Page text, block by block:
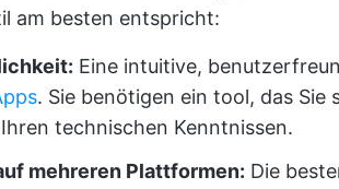
am besten entspricht:
Eine intuitive,
. Sie benötigen ein tool, das Sie
technischen Kenntnissen.
mehreren Plattformen: Die